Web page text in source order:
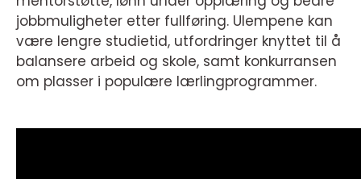
jobbmuligheter etter fullføring. Ulempene kan
være lengre studietid, utfordringer knyttet til å
balansere arbeid og skole, samt konkurransen
om plasser i populære lærlingprogrammer.